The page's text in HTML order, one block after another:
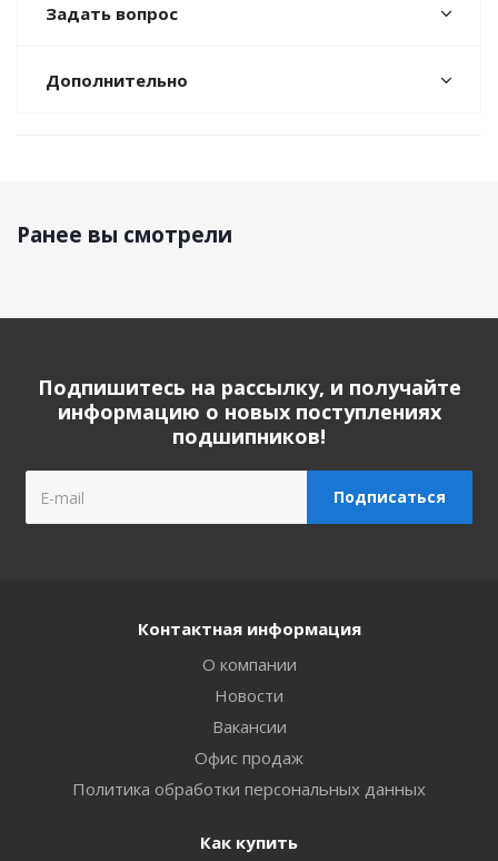
Задать вопрос
Дополнительно
Ранее вы смотрели
Подпишитесь на рассылку, и получайте
информацию о новых поступлениях
подшипников!
Контактная информация
О компании
Новости
Вакансии
Офис продаж
Политика обработки персональных данных
Как купить